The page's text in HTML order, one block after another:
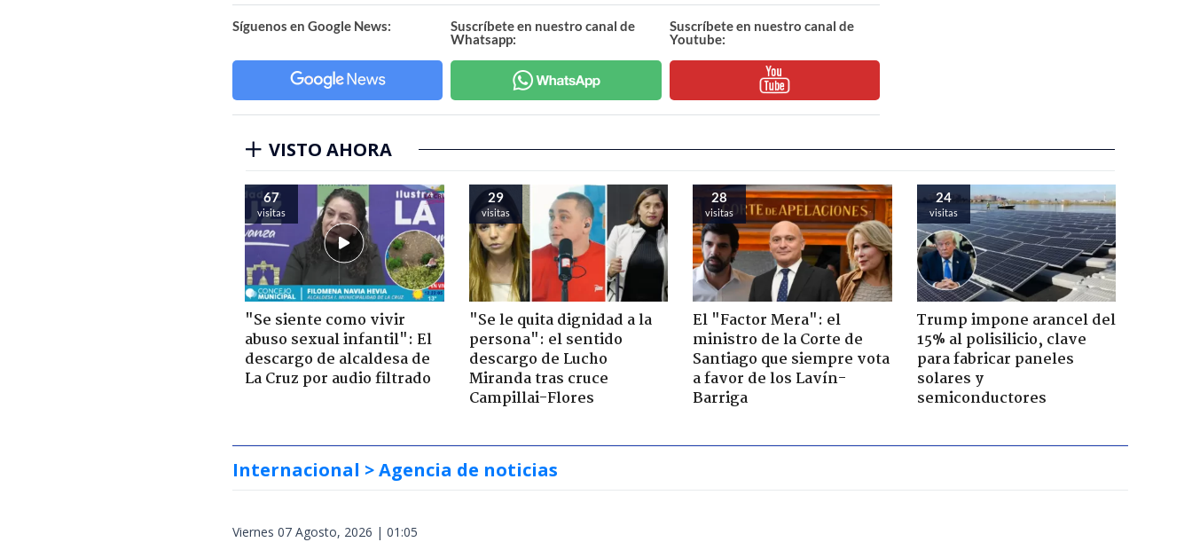
Síguenos en Google News:
Suscríbete en nuestro canal de
Whatsapp:
Suscríbete en nuestro canal de
Youtube:
VISTO AHORA
67
visitas
"Se siente como vivir
abuso sexual infantil": El
descargo de alcaldesa de
La Cruz por audio filtrado
29
visitas
"Se le quita dignidad a la
persona": el sentido
descargo de Lucho
Miranda tras cruce
Campillai-Flores
28
visitas
El "Factor Mera": el
ministro de la Corte de
Santiago que siempre vota
a favor de los Lavín-
Barriga
24
visitas
Trump impone arancel del
15% al polisilicio, clave
para fabricar paneles
solares y
semiconductores
Internacional > Agencia de noticias
Viernes 07 Agosto, 2026 | 01:05